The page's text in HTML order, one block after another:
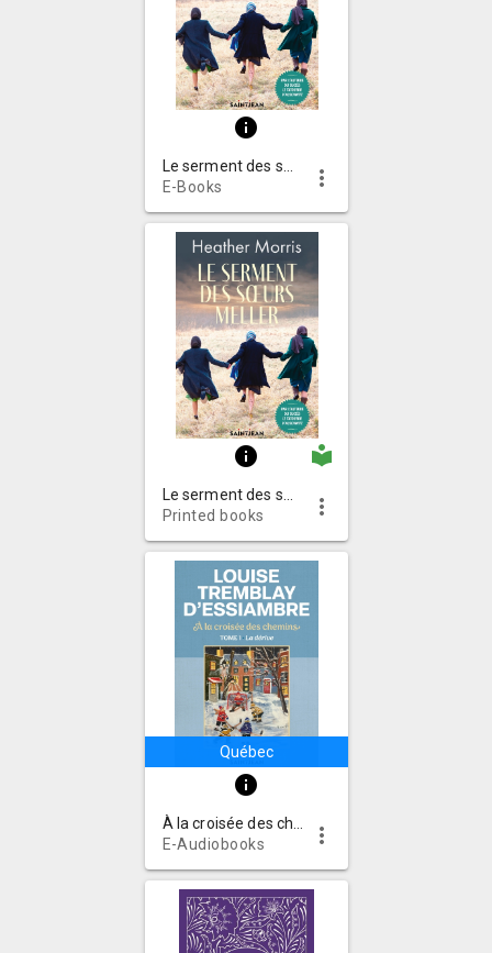
info
E-Books
more_vert
info local_library
Printed books
more_vert
Québec
info
E-Audiobooks
more_vert